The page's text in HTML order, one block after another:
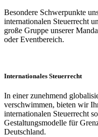
Besondere Schwerpunkte
internationalen Steuerrecht
große Gruppe unserer
oder Eventbereich.
Internationales Steuerrecht
In einer zunehmend
verschwimmen, bieten wir
internationalen Steuerrecht
Gestaltungsmodelle für
Deutschland.